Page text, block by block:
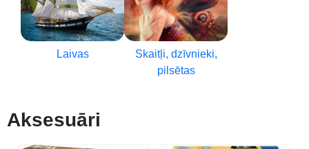
Laivas
Skaitļi, dzīvnieki,
pilsētas
Aksesuāri